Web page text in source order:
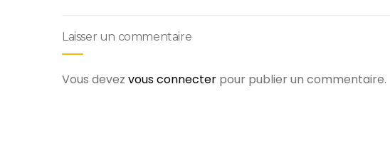
Laisser un commentaire
Vous devez vous connecter pour publier un commentaire.